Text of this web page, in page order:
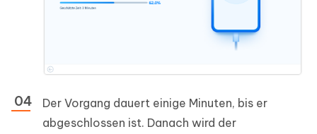
Der Vorgang dauert einige Minuten, bis er
abgeschlossen ist. Danach wird der